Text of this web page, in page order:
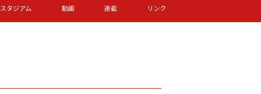
第16節 09/06 (日) 15:00
-
第16節 09/06 (日) 15:00
- -
スタジアム 動画 連載 リンク